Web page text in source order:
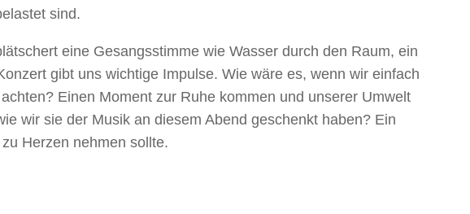
sind.
eine Gesangsstimme wie Wasser durch den Raum, ein
gibt uns wichtige Impulse. Wie wäre es, wenn wir einfach
Einen Moment zur Ruhe kommen und unserer Umwelt
wir sie der Musik an diesem Abend geschenkt haben? Ein
Herzen nehmen sollte.